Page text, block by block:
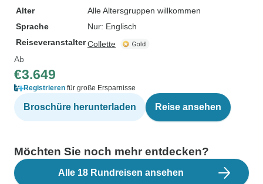
Alter
Alle Altersgruppen willkommen
Sprache
Nur: Englisch
ReiseveranstalterCollette
Ab
€3.649
Registrieren für große Ersparnisse
Broschüre herunterladen Reise ansehen
Möchten Sie noch mehr entdecken?
Alle 18 Rundreisen ansehen